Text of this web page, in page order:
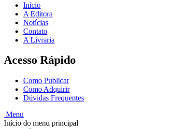
Início
A Editora
Notícias
Contato
A Livraria
Acesso Rápido
Como Publicar
Como Adquirir
Dúvidas Frequentes
Menu
Início do menu principal